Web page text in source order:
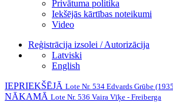
Privātuma politika
Iekšējās kārtības noteikumi
Video
Reģistrācija izsolei / Autorizācija
Latviski
English
IEPRIEKŠĒJĀ Lote Nr. 534 Edvards Grūbe
NĀKAMĀ Lote Nr. 536 Vaira Vīķe - Freiberga